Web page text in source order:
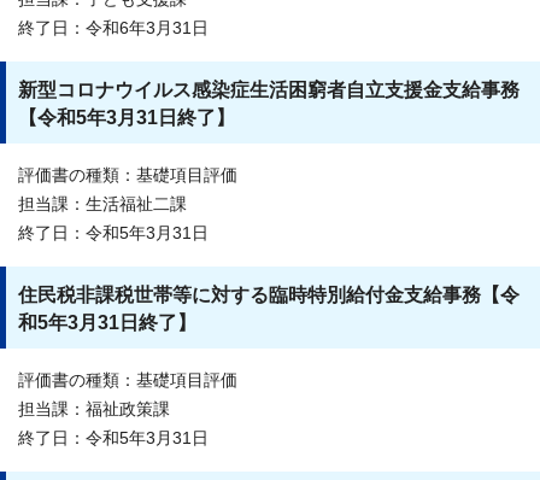
終了日：令和6年3月31日
新型コロナウイルス感染症生活困窮者自立支援金支給事務
【令和5年3月31日終了】
評価書の種類：基礎項目評価
担当課：生活福祉二課
終了日：令和5年3月31日
住民税非課税世帯等に対する臨時特別給付金支給事務【令
和5年3月31日終了】
評価書の種類：基礎項目評価
担当課：福祉政策課
終了日：令和5年3月31日